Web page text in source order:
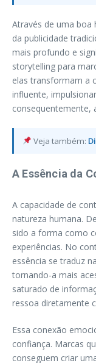
Através de uma boa
da publicidade
mais profundo e
storytelling para
elas transformam a
influente,
consequentemente,
Veja também:
A Essência da
A capacidade de
natureza humana.
sido a forma como
experiências. No
essência se traduz
tornando-a mais
saturado de
ressoa diretamente
Essa conexão
confiança. Marcas
conseguem criar